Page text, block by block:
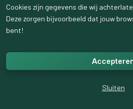
Cookies zijn gegevens die wij
Deze zorgen bijvoorbeeld dat jouw
bent!
Sluiten